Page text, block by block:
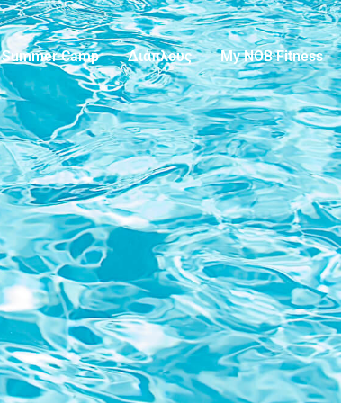
Summer Camp Διάπλους My NOB Fitness